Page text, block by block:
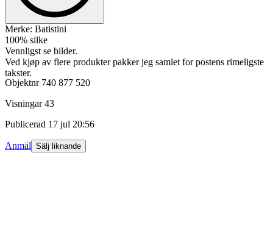
Merke: Batistini
100% silke
Vennligst se bilder.
Ved kjøp av flere produkter pakker jeg samlet for postens rimeligste
takster.
Objektnr 740 877 520
Visningar 43
Publicerad 17 jul 20:56
Anmäl Sälj liknande